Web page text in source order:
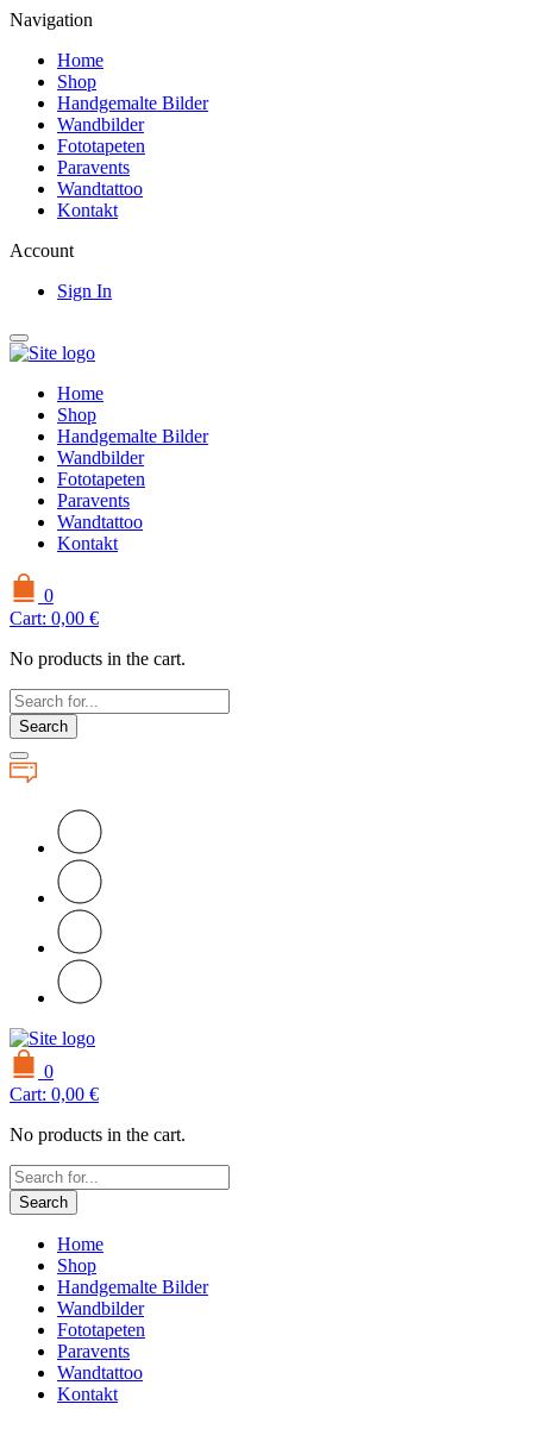
Navigation
Home
Shop
Handgemalte Bilder
Wandbilder
Fototapeten
Paravents
Wandtattoo
Kontakt
Account
Sign In
Home
Shop
Handgemalte Bilder
Wandbilder
Fototapeten
Paravents
Wandtattoo
Kontakt
0
Cart: 0,00 €
No products in the cart.
Search
0
Cart: 0,00 €
No products in the cart.
Search
Home
Shop
Handgemalte Bilder
Wandbilder
Fototapeten
Paravents
Wandtattoo
Kontakt